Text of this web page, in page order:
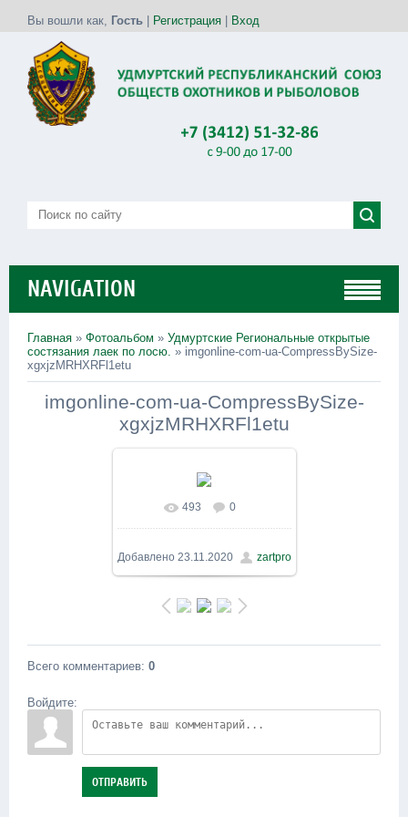
Вы вошли как, Гость Регистрация Вход
NAVIGATION
Главная » Фотоальбом » Удмуртские Региональные открытые
состязания лаек по лосю. » imgonline-com-ua-CompressBySize-
xgxjzMRHXRFl1etu
imgonline-com-ua-CompressBySize-
xgxjzMRHXRFl1etu
В реальном размере
1600x1200 / 678.4Kb
493 0
Добавлено 23.11.2020 zartpro
Всего комментариев: 0
Войдите:
ОТПРАВИТЬ